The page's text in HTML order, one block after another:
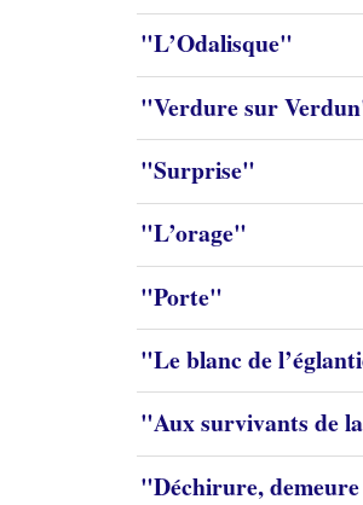
"L’Odalisque"
"Verdure sur
"Surprise"
"L’orage"
"Porte"
"Le blanc de
"Aux survivants de
"Déchirure,